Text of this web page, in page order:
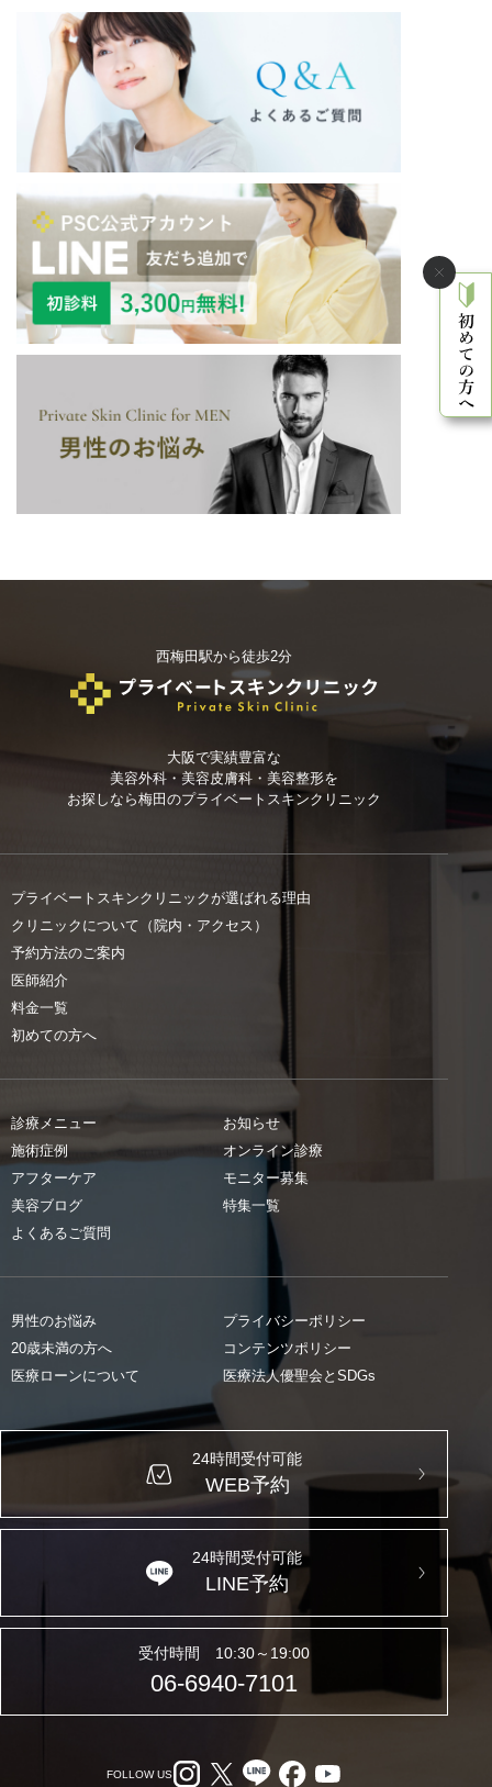
西梅田駅から徒歩2分
大阪で実績豊富な
美容外科・美容皮膚科・美容整形を
お探しなら梅田のプライベートスキンクリニック
プライベートスキンクリニックが選ばれる理由
クリニックについて（院内・アクセス）
予約方法のご案内
医師紹介
料金一覧
初めての方へ
診療メニュー
施術症例
アフターケア
美容ブログ
よくあるご質問
お知らせ
オンライン診療
モニター募集
特集一覧
男性のお悩み
20歳未満の方へ
医療ローンについて
プライバシーポリシー
コンテンツポリシー
医療法人優聖会とSDGs
24時間受付可能
WEB予約
24時間受付可能
LINE予約
受付時間 10:30～19:00
06-6940-7101
FOLLOW US